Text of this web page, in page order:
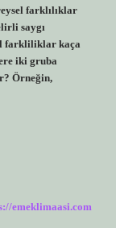
farklılıklar
saygı
farkliliklar kaça
iki gruba
Örneğin,
emeklimaasi.com